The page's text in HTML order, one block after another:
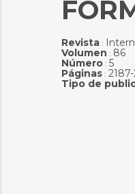
Revista:
Volumen : 86
Número: 5
Páginas:
Tipo de